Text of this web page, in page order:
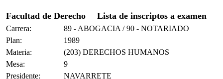
Facultad de Derecho Lista de inscriptos a examen
Carrera:
89 - ABOGACIA / 90 - NOTARIADO
Plan:
1989
Materia:
(203) DERECHOS HUMANOS
Mesa:
9
Presidente:
NAVARRETE